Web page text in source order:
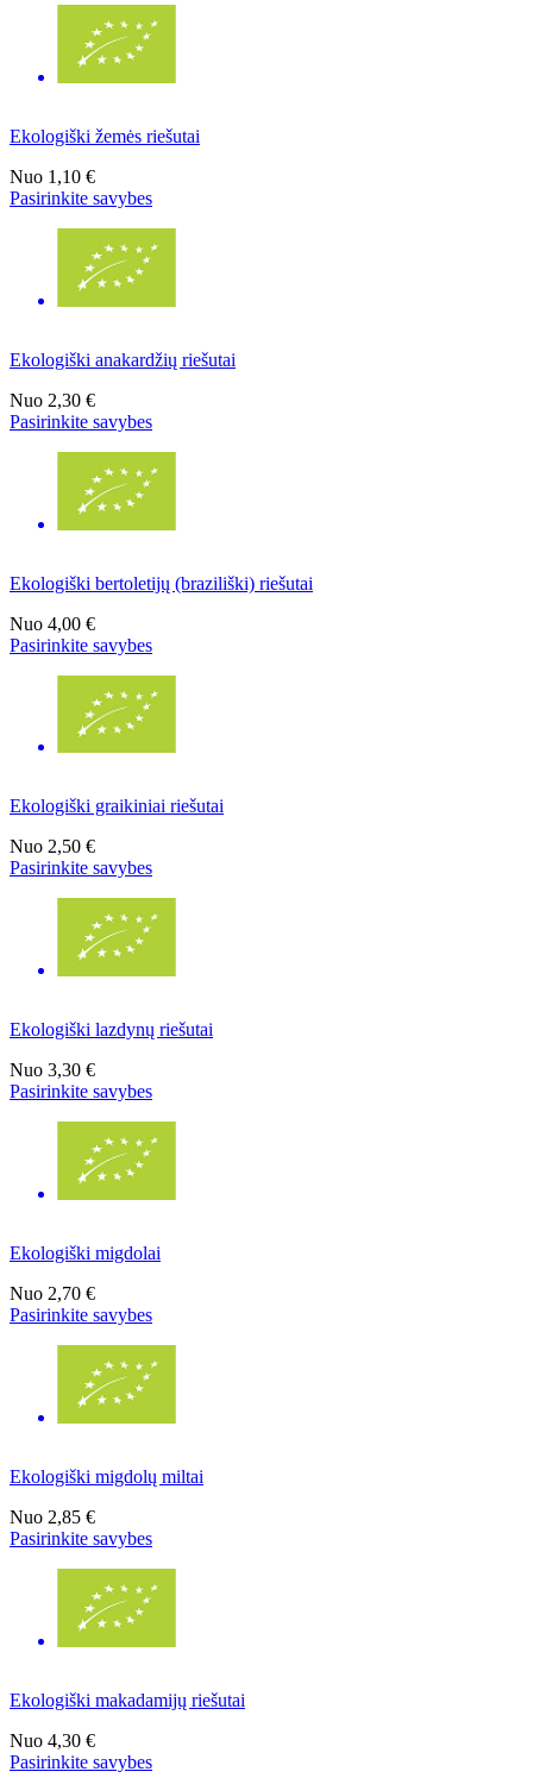
Ekologiški žemės riešutai
Nuo 1,10 €
Pasirinkite savybes
Ekologiški anakardžių riešutai
Nuo 2,30 €
Pasirinkite savybes
Ekologiški bertoletijų (braziliški) riešutai
Nuo 4,00 €
Pasirinkite savybes
Ekologiški graikiniai riešutai
Nuo 2,50 €
Pasirinkite savybes
Ekologiški lazdynų riešutai
Nuo 3,30 €
Pasirinkite savybes
Ekologiški migdolai
Nuo 2,70 €
Pasirinkite savybes
Ekologiški migdolų miltai
Nuo 2,85 €
Pasirinkite savybes
Ekologiški makadamijų riešutai
Nuo 4,30 €
Pasirinkite savybes